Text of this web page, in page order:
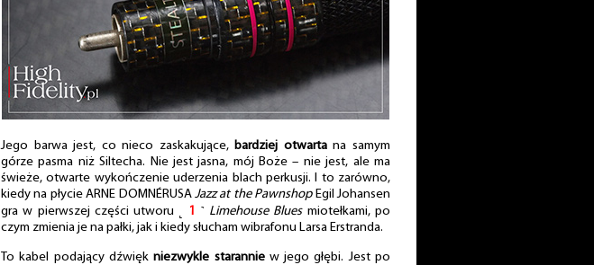
Jego barwa jest, co nieco zaskakujące, bardziej otwartana samym
górze pasma niż Siltecha. Nie jest jasna, mój Boże – nie jest, ale ma
świeże, otwarte wykończenie uderzenia blach perkusji. I to zarówno,
kiedy na płycie ARNE DOMNÉRUSA Jazz at the PawnshopEgil Johansen
gra w pierwszej części utworu
1 ˺ Limehouse Bluesmiotełkami, po
czym zmienia je na pałki, jak i kiedy słucham wibrafonu Larsa Erstranda.
To kabel podający dźwiękniezwykle staranniew jego głębi. Jest po